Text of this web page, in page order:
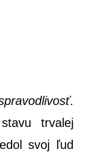
.
trva­lej
svoj ľud